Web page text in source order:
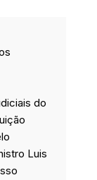
do
Luis